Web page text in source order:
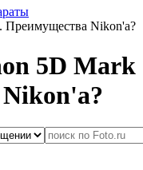
Преимущества Nikon'а?
5D Mark